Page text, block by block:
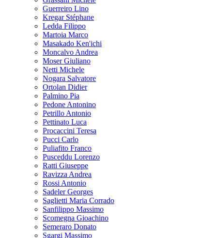
Guerreiro Lino
Kregar Stéphane
Ledda Filippo
Martoia Marco
Masakado Ken'ichi
Moncalvo Andrea
Moser Giuliano
Netti Michele
Nogara Salvatore
Ortolan Didier
Palmino Pia
Pedone Antonino
Petrillo Antonio
Pettinato Luca
Procaccini Teresa
Pucci Carlo
Puliafito Franco
Pusceddu Lorenzo
Ratti Giuseppe
Ravizza Andrea
Rossi Antonio
Sadeler Georges
Saglietti Maria Corrado
Sanfilippo Massimo
Scomegna Gioachino
Semeraro Donato
Sgargi Massimo